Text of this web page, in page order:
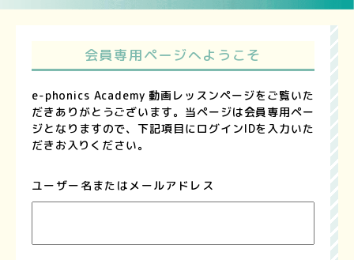
会員専用ページへようこそ
e-phonics Academy 動画レッスンページをご覧いた
だきありがとうございます。当ページは会員専用ペー
ジとなりますので、下記項目にログインIDを入力いた
だきお入りください。
ユーザー名またはメールアドレス